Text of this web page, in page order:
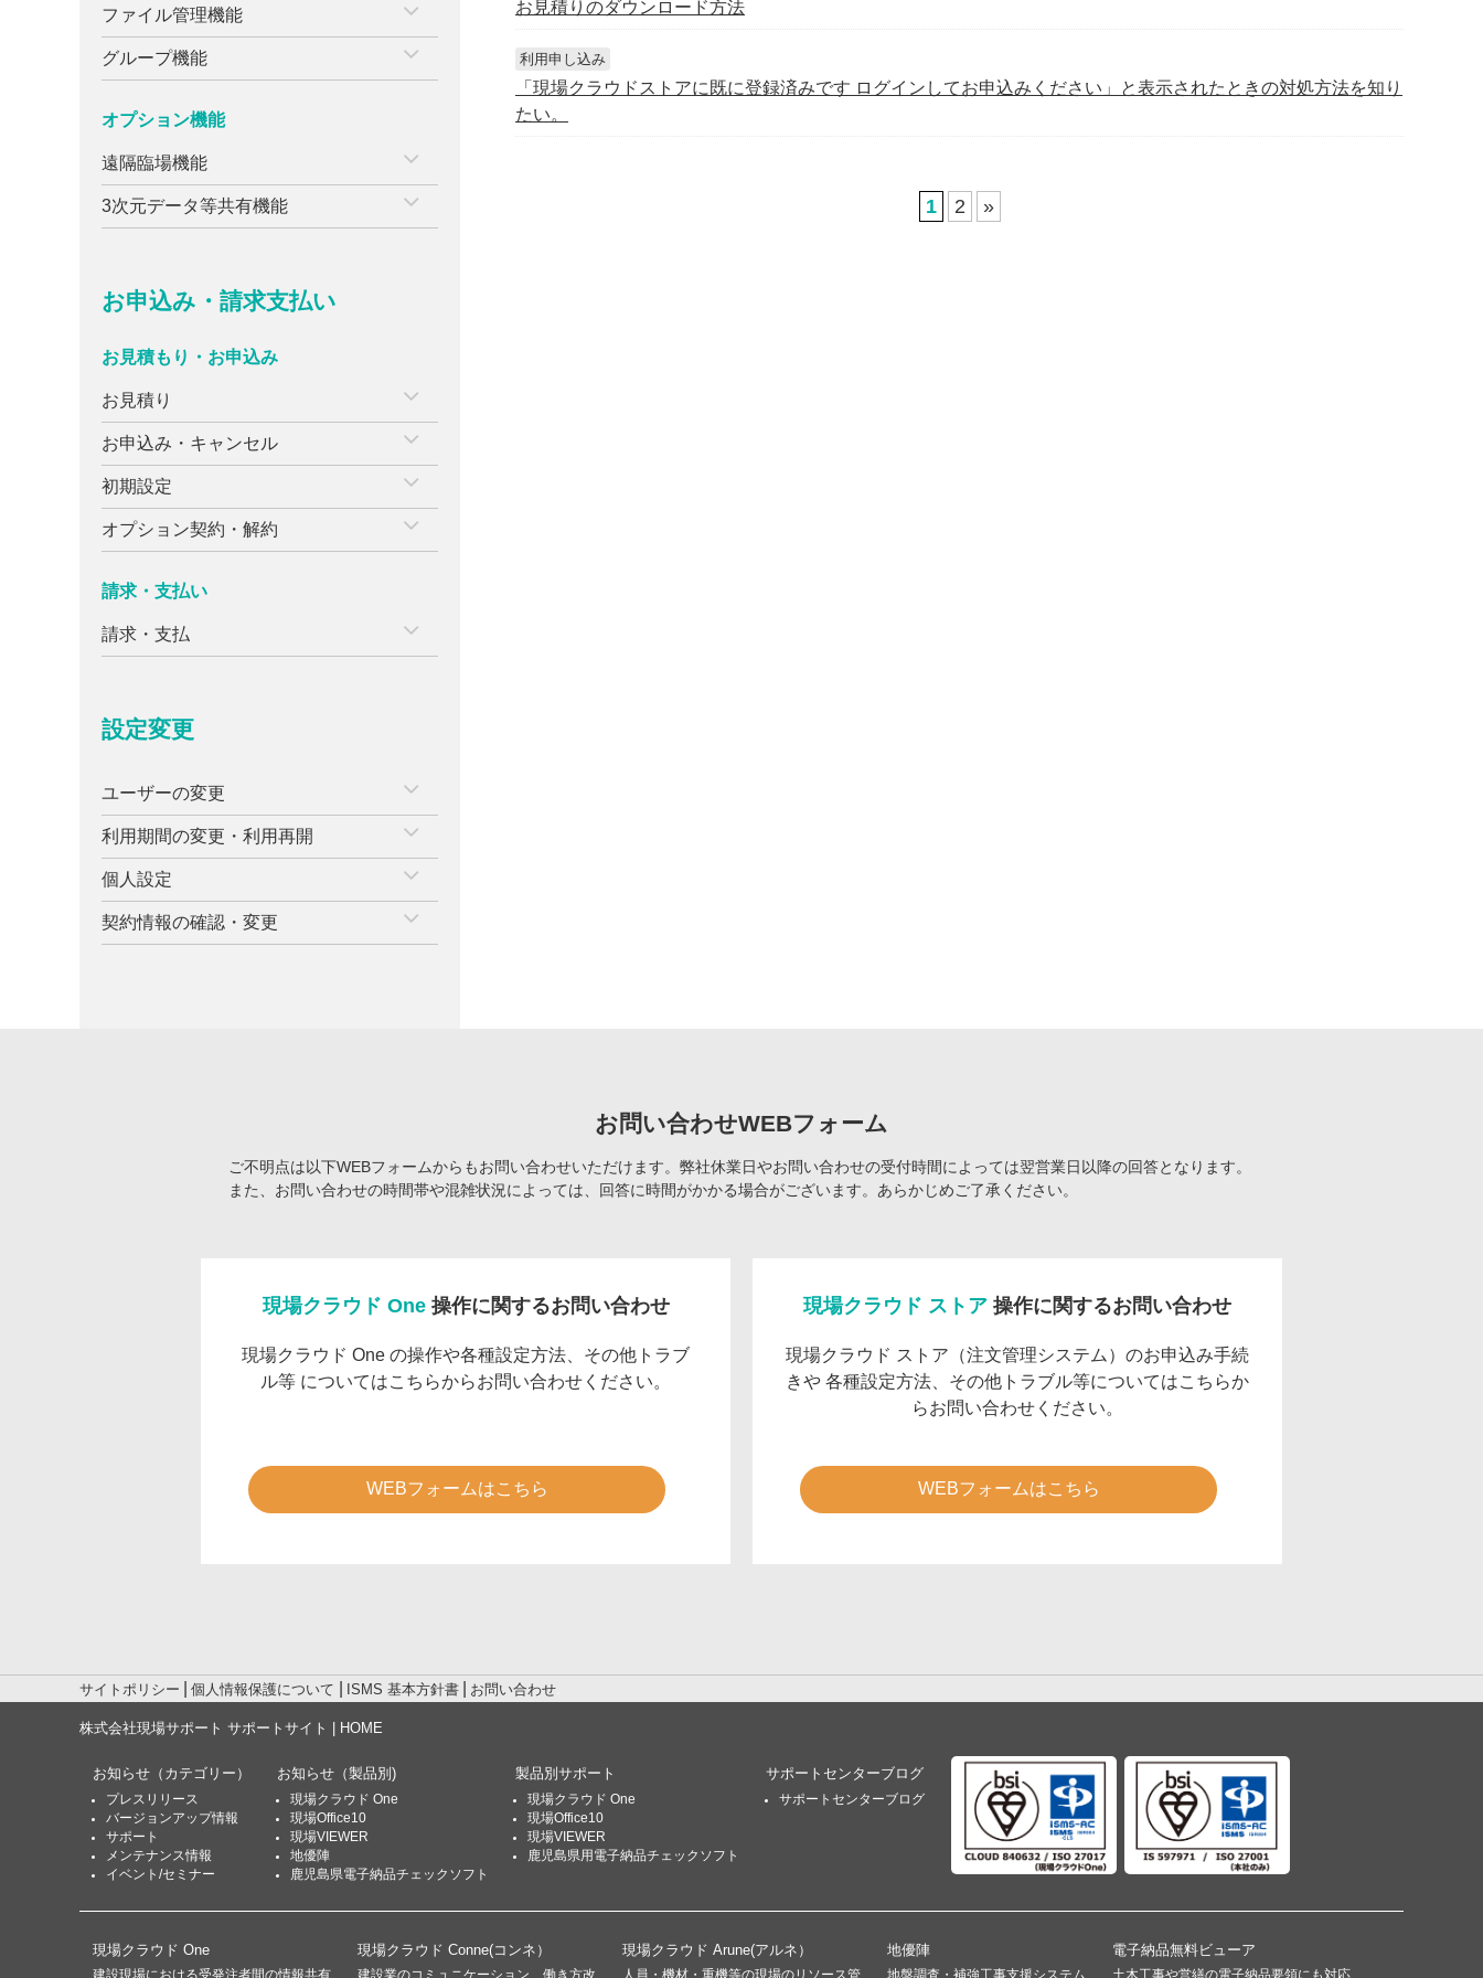
お見積りのダウンロード方法
利用申し込み
「現場クラウドストアに既に登録済みです ログインしてお申込みください」と表示されたときの対処方法を知り
たい。
1 2 »
ファイル管理機能
グループ機能
オプション機能
遠隔臨場機能
3次元データ等共有機能
お申込み・請求支払い
お見積もり・お申込み
お見積り
お申込み・キャンセル
初期設定
オプション契約・解約
請求・支払い
請求・支払
設定変更
ユーザーの変更
利用期間の変更・利用再開
個人設定
契約情報の確認・変更
お問い合わせWEBフォーム
ご不明点は以下WEBフォームからもお問い合わせいただけます。弊社休業日やお問い合わせの受付時間によっては翌営業日以降の回答となります。
また、お問い合わせの時間帯や混雑状況によっては、回答に時間がかかる場合がございます。あらかじめご了承ください。
現場クラウド One 操作に関するお問い合わせ
現場クラウド One の操作や各種設定方法、その他トラブ
ル等 についてはこちらからお問い合わせください。
WEBフォームはこちら
現場クラウド ストア 操作に関するお問い合わせ
現場クラウド ストア（注文管理システム）のお申込み手続
きや 各種設定方法、その他トラブル等についてはこちらか
らお問い合わせください。
WEBフォームはこちら
サイトポリシー 個人情報保護について ISMS 基本方針書 お問い合わせ
株式会社現場サポート サポートサイト | HOME
お知らせ （カテゴリー）
プレスリリース
バージョンアップ情報
サポート
メンテナンス情報
イベント/セミナー
お知らせ （製品別)
現場クラウド One
現場Office10
現場VIEWER
地優陣
鹿児島県電子納品チェックソフト
製品別サポート
現場クラウド One
現場Office10
現場VIEWER
鹿児島県用電子納品チェックソフト
サポートセンターブログ
サポートセンターブログ
現場クラウド One
建設現場における受発注者間の情報共有
現場クラウド Conne(コンネ）
建設業のコミュニケーション、働き方改
現場クラウド Arune(アルネ）
人員・機材・重機等の現場のリソース管
地優陣
地盤調査・補強工事支援システム
電子納品無料ビューア
土木工事や営繕の電子納品要領にも対応